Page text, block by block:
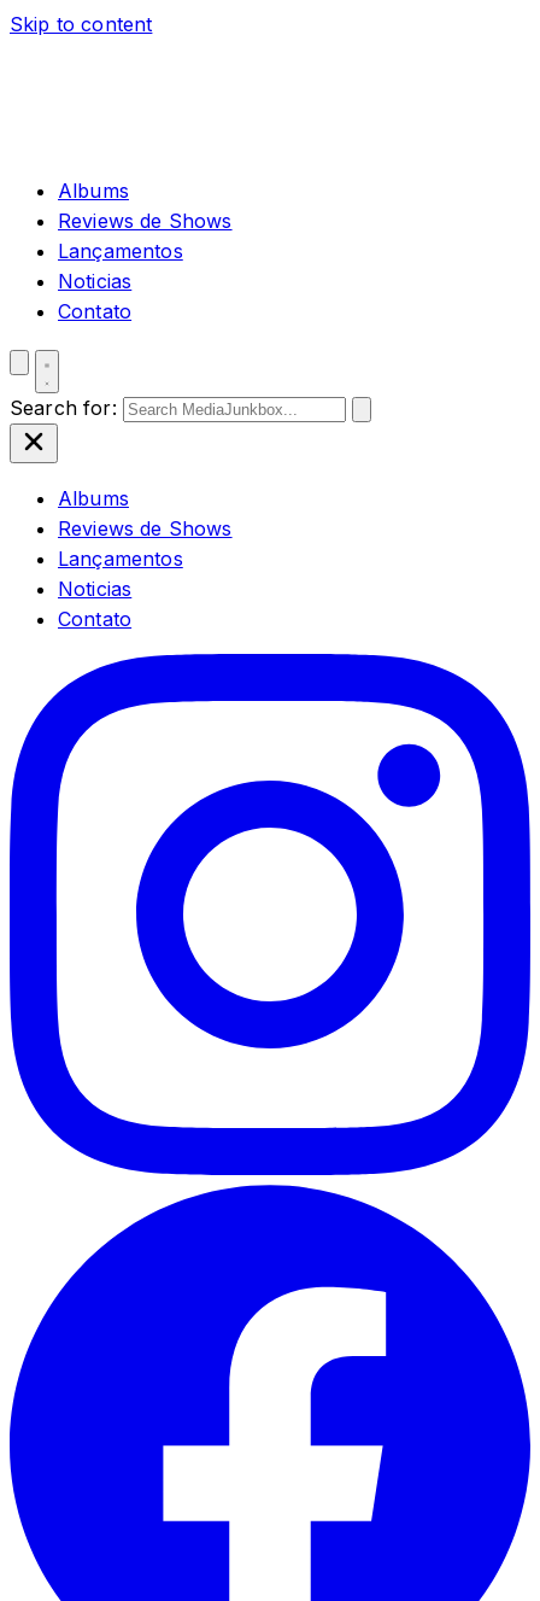
Skip to content
Albums
Reviews de Shows
Lançamentos
Noticias
Contato
Search for:
Albums
Reviews de Shows
Lançamentos
Noticias
Contato